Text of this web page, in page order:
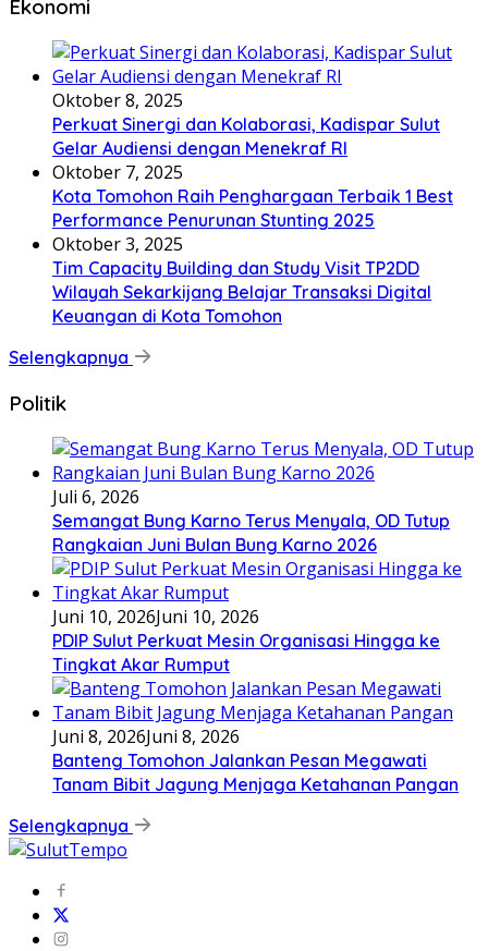
Ekonomi
Oktober 8, 2025
Perkuat Sinergi dan Kolaborasi, Kadispar Sulut
Gelar Audiensi dengan Menekraf RI
Oktober 7, 2025
Kota Tomohon Raih Penghargaan Terbaik 1 Best
Performance Penurunan Stunting 2025
Oktober 3, 2025
Tim Capacity Building dan Study Visit TP2DD
Wilayah Sekarkijang Belajar Transaksi Digital
Keuangan di Kota Tomohon
Selengkapnya
Politik
Juli 6, 2026
Semangat Bung Karno Terus Menyala, OD Tutup
Rangkaian Juni Bulan Bung Karno 2026
Juni 10, 2026Juni 10, 2026
PDIP Sulut Perkuat Mesin Organisasi Hingga ke
Tingkat Akar Rumput
Juni 8, 2026Juni 8, 2026
Banteng Tomohon Jalankan Pesan Megawati
Tanam Bibit Jagung Menjaga Ketahanan Pangan
Selengkapnya